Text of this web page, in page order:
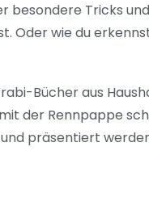
Tricks
Oder wie du
Bücher aus
der Rennpappe
präsentiert